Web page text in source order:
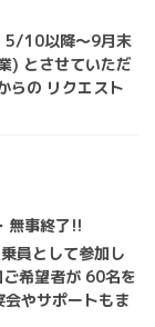
5/10以降～9月末
) とさせていただ
らの リクエスト
無事終了!!
員として参加し
希望者が 60名を
やサポートもま